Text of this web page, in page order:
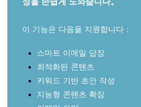
이 기능은 다음을 지원합니다：
스마트 이메일 답장
최적화된 콘텐츠
키워드 기반 초안 작성
지능형 콘텐츠 확장